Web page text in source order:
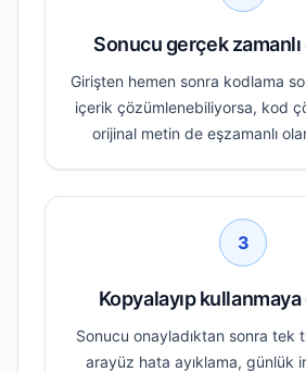
Sonucu gerçek
Girişten hemen sonra kodlama
içerik çözümlenebiliyorsa, kod
orijinal metin de eşzamanlı
3
Kopyalayıp
Sonucu onayladıktan sonra tek
arayüz hata ayıklama, günlük